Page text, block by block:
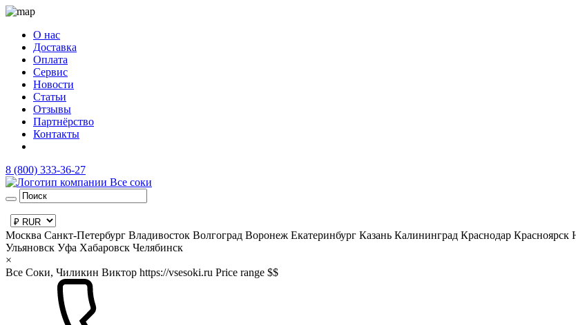
О нас
Доставка
Оплата
Сервис
Новости
Статьи
Отзывы
Партнёрство
Контакты
8 (800) 333-36-27
Москва Санкт-Петербург Владивосток Волгоград Воронеж Екатеринбург Казань Калининград Краснодар Красноярск
Ульяновск Уфа Хабаровск Челябинск
×
Все Соки, Чиликин Виктор https://vsesoki.ru Price range $$